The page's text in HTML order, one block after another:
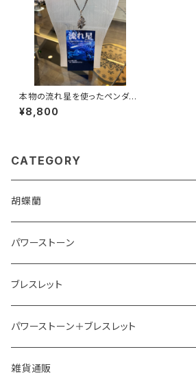
本物の流れ星を使ったペンダン
ト
¥8,800
CATEGORY
胡蝶蘭
パワーストーン
ブレスレット
パワーストーン＋ブレスレット
雑貨通販